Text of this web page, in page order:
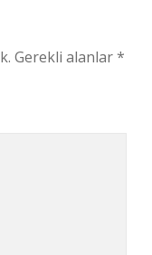
Gerekli alanlar*